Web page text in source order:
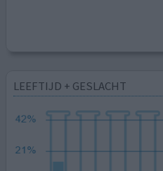
LEEFTIJD + GESLACHT